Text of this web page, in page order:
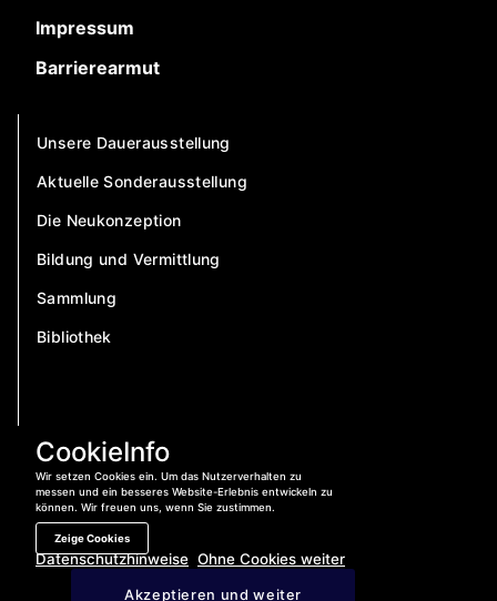
CookieInfo
Wir setzen Cookies ein. Um das Nutzerverhalten zu
messen und ein besseres Website-Erlebnis entwickeln zu
können. Wir freuen uns, wenn Sie zustimmen.
Zeige Cookies
Datenschutzhinweise Ohne Cookies weiter
Akzeptieren und weiter
Jetzt anrufen: 04421 – 400 840
Impressum
Barrierearmut
Unsere Dauerausstellung
Aktuelle Sonderausstellung
Die Neukonzeption
Bildung und Vermittlung
Sammlung
Bibliothek